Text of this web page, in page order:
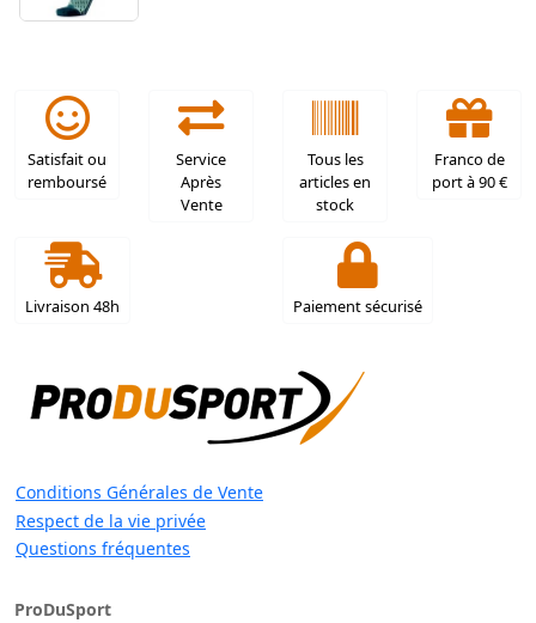
Satisfait ou
remboursé
Service
Après
Vente
Tous les
articles en
stock
Franco de
port à 90 €
Livraison 48h Paiement sécurisé
Conditions Générales de Vente
Respect de la vie privée
Questions fréquentes
ProDuSport